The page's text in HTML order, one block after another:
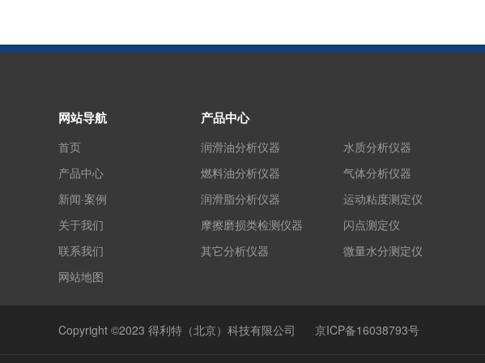
网站导航
首页
产品中心
新闻·案例
关于我们
联系我们
网站地图
产品中心
润滑油分析仪器
燃料油分析仪器
润滑脂分析仪器
摩擦磨损类检测仪器
其它分析仪器
水质分析仪器
气体分析仪器
运动粘度测定仪
闪点测定仪
微量水分测定仪
Copyright ©2023 得利特（北京）科技有限公司 京ICP备16038793号